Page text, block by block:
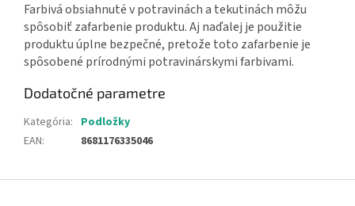
Farbivá obsiahnuté v potravinách a tekutinách môžu
spôsobiť zafarbenie produktu. Aj naďalej je použitie
produktu úplne bezpečné, pretože toto zafarbenie je
spôsobené prírodnými potravinárskymi farbivami.
Dodatočné parametre
Kategória: Podložky
EAN: 8681176335046